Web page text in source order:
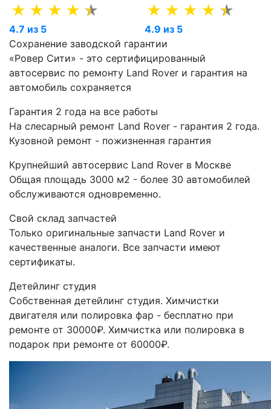
4.7 из 5
4.9 из 5
Сохранение заводской гарантии
«Ровер Сити» - это сертифицированный
автосервис по ремонту Land Rover и гарантия на
автомобиль сохраняется
Гарантия 2 года на все работы
На слесарный ремонт Land Rover - гарантия 2 года.
Кузовной ремонт - пожизненная гарантия
Крупнейший автосервис Land Rover в Москве
Общая площадь 3000 м2 - более 30 автомобилей
обслуживаются одновременно.
Свой склад запчастей
Только оригинальные запчасти Land Rover и
качественные аналоги. Все запчасти имеют
сертификаты.
Детейлинг студия
Собственная детейлинг студия. Химчистки
двигателя или полировка фар - бесплатно при
ремонте от 30000₽. Химчистка или полировка в
подарок при ремонте от 60000₽.